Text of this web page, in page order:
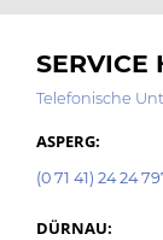
SERVICE
Telefonische
ASPERG:
(0 71 41) 24 24
DÜRNAU: